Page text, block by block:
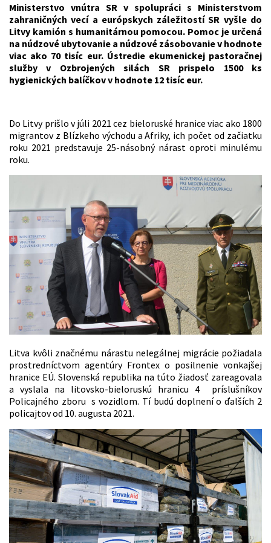
Ministerstvo vnútra SR v spolupráci s Ministerstvom
zahraničných vecí a európskych záležitostí SR vyšle do
Litvy kamión s humanitárnou pomocou. Pomoc je určená
na núdzové ubytovanie a núdzové zásobovanie v hodnote
viac ako 70 tisíc eur. Ústredie ekumenickej pastoračnej
služby v Ozbrojených silách SR prispelo 1500 ks
hygienických balíčkov v hodnote 12 tisíc eur.
Do Litvy prišlo v júli 2021 cez bieloruské hranice viac ako 1800
migrantov z Blízkeho východu a Afriky, ich počet od začiatku
roku 2021 predstavuje 25-násobný nárast oproti minulému
roku.
Litva kvôli značnému nárastu nelegálnej migrácie požiadala
prostredníctvom agentúry Frontex o posilnenie vonkajšej
hranice EÚ. Slovenská republika na túto žiadosť zareagovala
a vyslala na litovsko-bieloruskú hranicu 4 príslušníkov
Policajného zboru s vozidlom. Tí budú doplnení o ďalších 2
policajtov od 10. augusta 2021.